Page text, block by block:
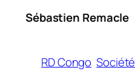
Sébastien Remacle
RD Congo Société